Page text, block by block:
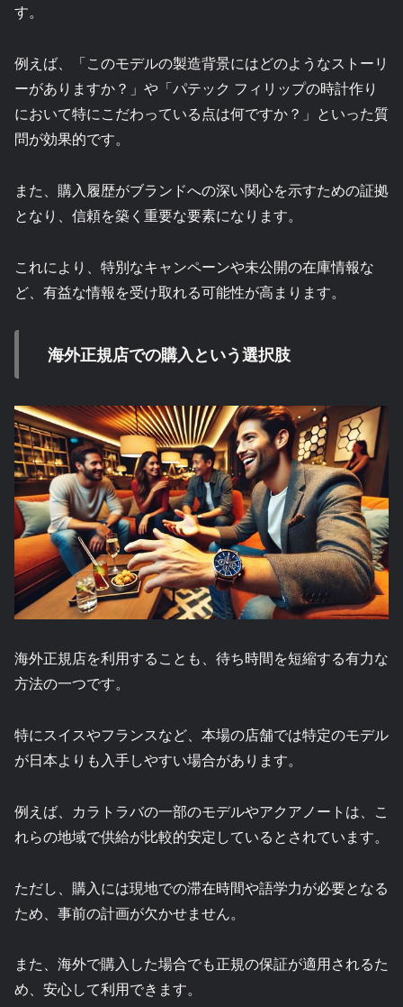
す。
例えば、「このモデルの製造背景にはどのようなストーリ
ーがありますか？」や「パテック フィリップの時計作り
において特にこだわっている点は何ですか？」といった質
問が効果的です。
また、購入履歴がブランドへの深い関心を示すための証拠
となり、信頼を築く重要な要素になります。
これにより、特別なキャンペーンや未公開の在庫情報な
ど、有益な情報を受け取れる可能性が高まります。
海外正規店での購入という選択肢
海外正規店を利用することも、待ち時間を短縮する有力な
方法の一つです。
特にスイスやフランスなど、本場の店舗では特定のモデル
が日本よりも入手しやすい場合があります。
例えば、カラトラバの一部のモデルやアクアノートは、こ
れらの地域で供給が比較的安定しているとされています。
ただし、購入には現地での滞在時間や語学力が必要となる
ため、事前の計画が欠かせません。
また、海外で購入した場合でも正規の保証が適用されるた
め、安心して利用できます。